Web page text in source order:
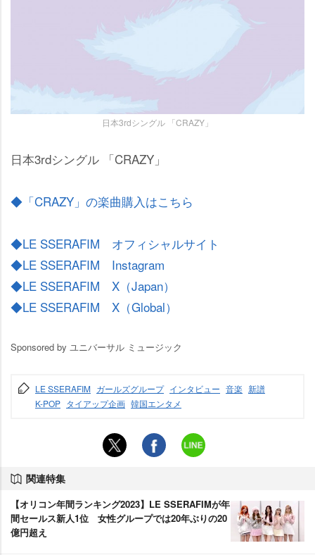
日本3rdシングル 「CRAZY」
日本3rdシングル 「CRAZY」
◆「CRAZY」の楽曲購入はこちら
◆LE SSERAFIM オフィシャルサイト
◆LE SSERAFIM Instagram
◆LE SSERAFIM X（Japan）
◆LE SSERAFIM X（Global）
Sponsored by ユニバーサル ミュージック
LE SSERAFIM ガールズグループ インタビュー 音楽 新譜
K-POP タイアップ企画 韓国エンタメ
関連特集
【オリコン年間ランキング2023】LE SSERAFIMが年
間セールス新人1位 女性グループでは20年ぶりの20
億円超え